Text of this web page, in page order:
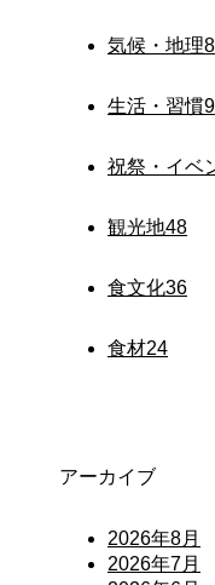
気候・地理8
生活・習慣9
祝祭・イベ
観光地48
食文化36
食材24
アーカイブ
2026年8月
2026年7月